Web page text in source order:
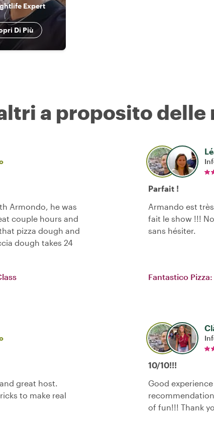
Expert
Di Più
a proposito
Armondo, he was
couple hours and
pizza dough and
dough takes 24
Parfait !
Armando est
fait le show !!!
sans hésiter.
Fantastico
great host.
to make real
10/10!!!
Good
of fun!!! Thank